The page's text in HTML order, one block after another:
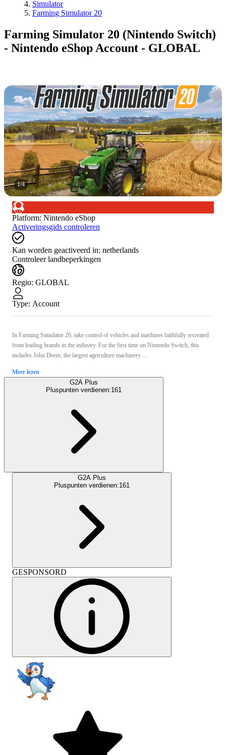
Simulator
Farming Simulator 20
Farming Simulator 20 (Nintendo Switch)
- Nintendo eShop Account - GLOBAL
1/4
Platform: Nintendo eShop
Activeringsgids controleren
Kan worden geactiveerd in: netherlands
Controleer landbeperkingen
Regio: GLOBAL
Type: Account
In Farming Simulator 20, take control of vehicles and machines faithfully recreated
from leading brands in the industry. For the first time on Nintendo Switch, this
includes John Deere, the largest agriculture machinery ...
Meer lezen
G2A Plus
Pluspunten verdienen:161
G2A Plus
Pluspunten verdienen:161
GESPONSORD